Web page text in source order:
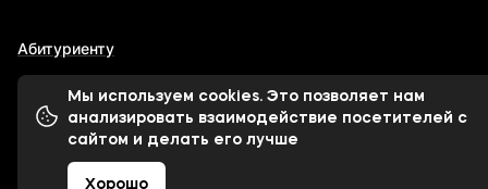
Абитуриенту
© 1998-2026 Московский финансово-юридический
университет МФЮА
Мы используем cookies. Это позволяет нам
анализировать взаимодействие посетителей с
сайтом и делать его лучше
Хорошо